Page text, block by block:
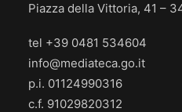
Piazza della Vittoria, 41 –
tel +39 0481 534604
info@mediateca.go.it
p.i. 01124990316
c.f. 91029820312